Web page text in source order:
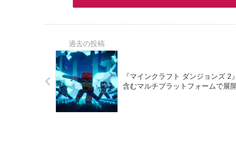
『マインクラフト ダンジョンズ
含むマルチプラットフォームで展